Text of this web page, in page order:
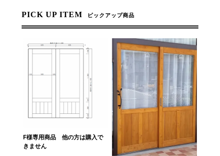
PICK UP ITEM ピックアップ商品
F様専用商品 他の方は購入で
きません